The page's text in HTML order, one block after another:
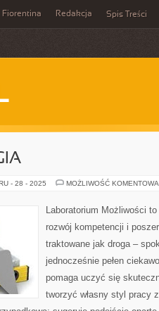
Fiorentina Redakcja Spis Treści
- 28 - 2025 MOŻLIWOŚĆ
Laboratorium Możliwości
rozwój kompetencji i
traktowane jak droga –
jednocześnie pełen
pomaga uczyć się
tworzyć własny styl pracy